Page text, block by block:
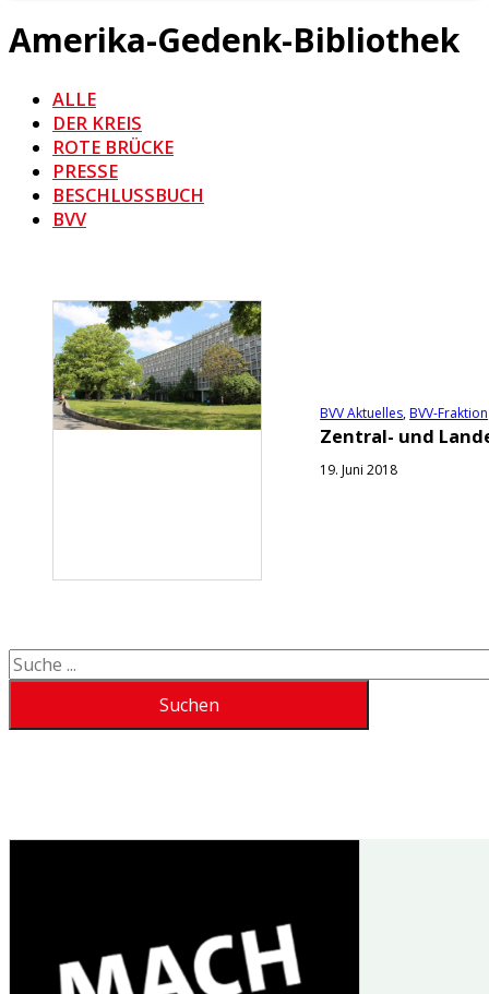
Amerika-Gedenk-Bibliothek
ALLE
DER KREIS
ROTE BRÜCKE
PRESSE
BESCHLUSSBUCH
BVV
BVV Aktuelles,BVV-Fraktion
Zentral- und
19. Juni 2018
Suchen
Suchen